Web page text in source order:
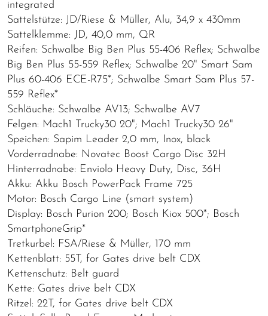
integrated
Sattelstütze: JD/Riese & Müller, Alu, 34,9 x 430mm
Sattelklemme: JD, 40,0 mm, QR
Reifen: Schwalbe Big Ben Plus 55-406 Reflex; Schwalbe
Big Ben Plus 55-559 Reflex; Schwalbe 20" Smart Sam
Plus 60-406 ECE-R75*; Schwalbe Smart Sam Plus 57-
559 Reflex*
Schläuche: Schwalbe AV13; Schwalbe AV7
Felgen: Mach1 Trucky30 20"; Mach1 Trucky30 26"
Speichen: Sapim Leader 2,0 mm, Inox, black
Vorderradnabe: Novatec Boost Cargo Disc 32H
Hinterradnabe: Enviolo Heavy Duty, Disc, 36H
Akku: Akku Bosch PowerPack Frame 725
Motor: Bosch Cargo Line (smart system)
Display: Bosch Purion 200; Bosch Kiox 500*; Bosch
SmartphoneGrip*
Tretkurbel: FSA/Riese & Müller, 170 mm
Kettenblatt: 55T, for Gates drive belt CDX
Kettenschutz: Belt guard
Kette: Gates drive belt CDX
Ritzel: 22T, for Gates drive belt CDX